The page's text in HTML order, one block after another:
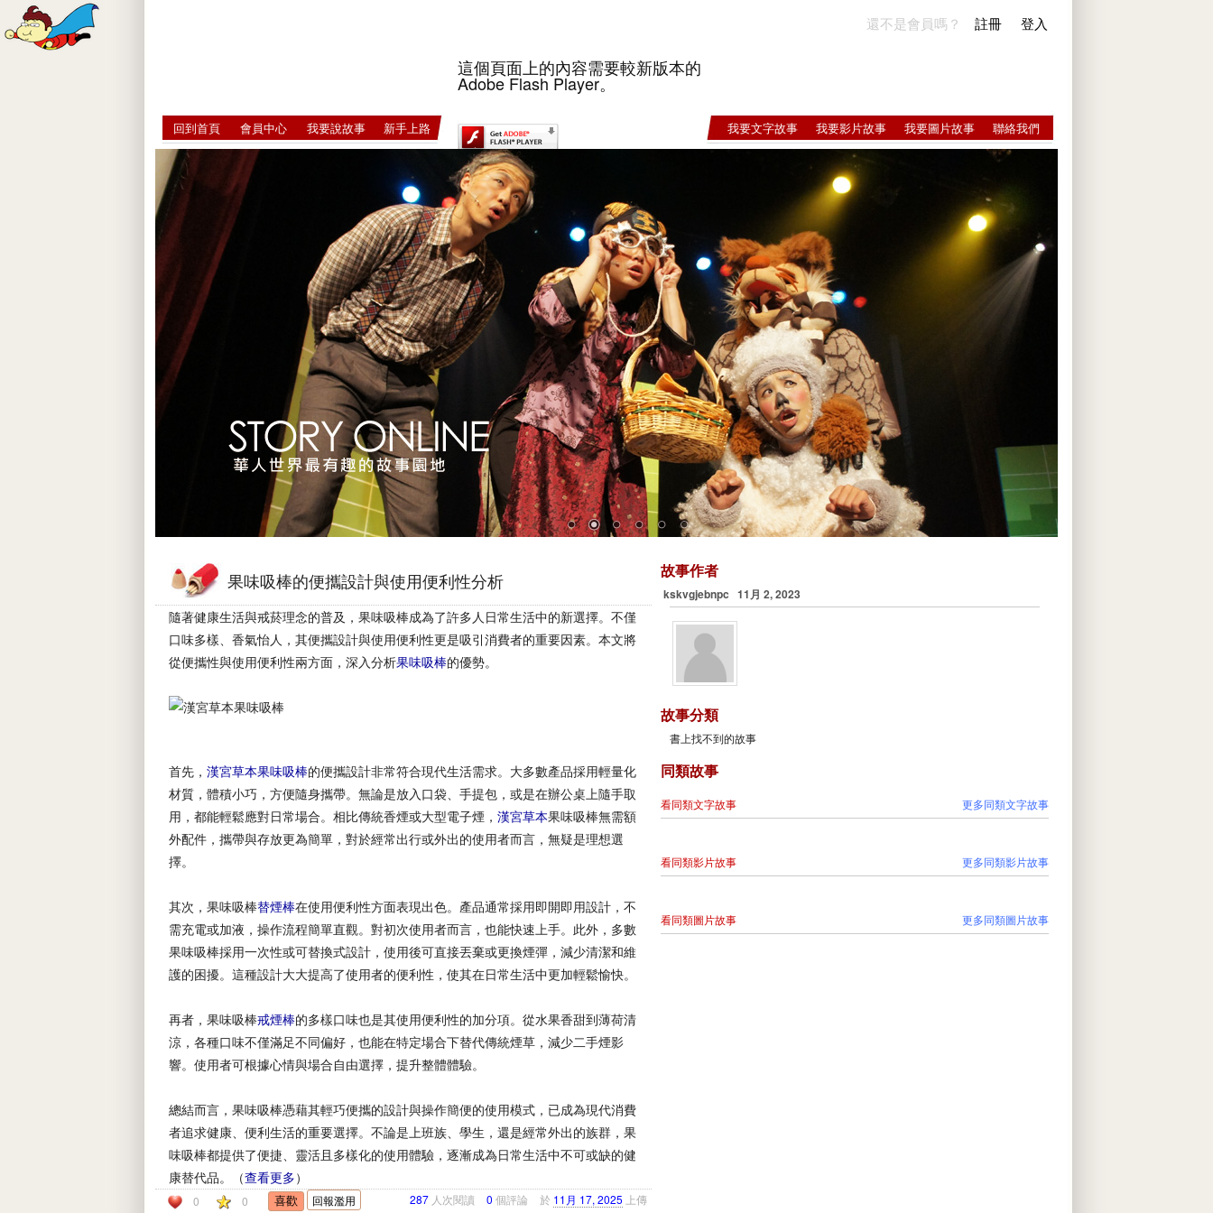
還不是會員嗎？ 註冊 登入
這個頁面上的內容需要較新版本的
Adobe Flash Player。
回到首頁 會員中心 我要說故事 新手上路 我要文字故事 我要影片故事 我要圖片故事 聯絡我們
果味吸棒的便攜設計與使用便利性分析
隨著健康生活與戒菸理念的普及，果味吸棒成為了許多人日常生活中的新選擇。不僅
口味多樣、香氣怡人，其便攜設計與使用便利性更是吸引消費者的重要因素。本文將
從便攜性與使用便利性兩方面，深入分析果味吸棒的優勢。
首先， 漢宮草本果味吸棒的便攜設計非常符合現代生活需求。大多數產品採用輕量化
材質，體積小巧，方便隨身攜帶。無論是放入口袋、手提包，或是在辦公桌上隨手取
用，都能輕鬆應對日常場合。相比傳統香煙或大型電子煙， 漢宮草本果味吸棒無需額
外配件，攜帶與存放更為簡單，對於經常出行或外出的使用者而言，無疑是理想選
擇。
其次，果味吸棒替煙棒在使用便利性方面表現出色。產品通常採用即開即用設計，不
需充電或加液，操作流程簡單直觀。對初次使用者而言，也能快速上手。此外，多數
果味吸棒採用一次性或可替換式設計，使用後可直接丟棄或更換煙彈，減少清潔和維
護的困擾。這種設計大大提高了使用者的便利性，使其在日常生活中更加輕鬆愉快。
再者，果味吸棒戒煙棒的多樣口味也是其使用便利性的加分項。從水果香甜到薄荷清
涼，各種口味不僅滿足不同偏好，也能在特定場合下替代傳統煙草，減少二手煙影
響。使用者可根據心情與場合自由選擇，提升整體體驗。
總結而言，果味吸棒憑藉其輕巧便攜的設計與操作簡便的使用模式，已成為現代消費
者追求健康、便利生活的重要選擇。不論是上班族、學生，還是經常外出的族群，果
味吸棒都提供了便捷、靈活且多樣化的使用體驗，逐漸成為日常生活中不可或缺的健
康替代品。（查看更多）
0 0 回報濫用 287 人次閱讀 0 個評論 於 11月 17, 2025 上傳
故事作者
kskvgjebnpc 11月 2, 2023
故事分類
書上找不到的故事
同類故事
看同類文字故事 更多同類文字故事
看同類影片故事 更多同類影片故事
看同類圖片故事 更多同類圖片故事